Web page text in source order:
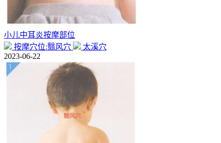
小儿中耳炎按摩部位
按摩穴位:翳风穴
太溪穴
2023-06-22